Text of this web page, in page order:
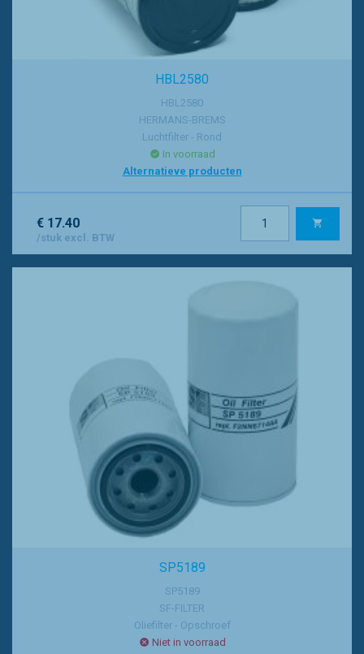
HBL2580
HBL2580
HERMANS-BREMS
Luchtfilter - Rond
In voorraad
Alternatieve producten
€ 17.40
/stuk excl. BTW
SP5189
SP5189
SF-FILTER
Oliefilter - Opschroef
Niet in voorraad